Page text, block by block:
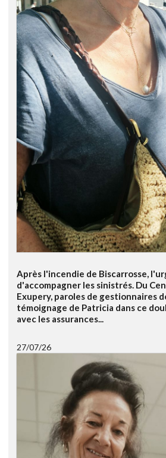
Après l'incendie de Biscarrosse,
d'accompagner les sinistrés. Du
Exupery, paroles de gestionnaires
témoignage de Patricia dans ce
avec les assurances...
27/07/26